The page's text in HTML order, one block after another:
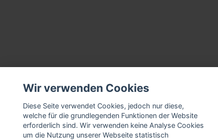
Wir verwenden Cookies
Diese Seite verwendet Cookies, jedoch nur diese,
welche für die grundlegenden Funktionen der Website
erforderlich sind. Wir verwenden keine Analyse Cookies
um die Nutzung unserer Webseite statistisch